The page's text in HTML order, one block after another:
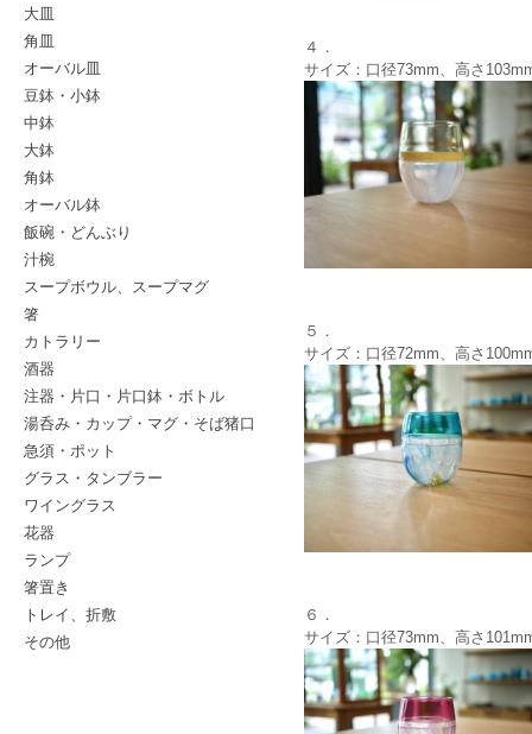
大皿
角皿
オーバル皿
豆鉢・小鉢
中鉢
大鉢
角鉢
オーバル鉢
飯碗・どんぶり
汁椀
スープボウル、スープマグ
箸
カトラリー
酒器
注器・片口・片口鉢・ボトル
湯呑み・カップ・マグ・そば猪口
急須・ポット
グラス・タンブラー
ワイングラス
花器
ランプ
箸置き
トレイ、折敷
その他
４．
サイズ：口径73mm、高さ
５．
サイズ：口径72mm、高さ
６．
サイズ：口径73mm、高さ